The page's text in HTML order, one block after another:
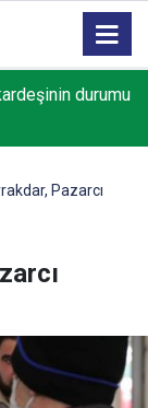
Pazarcı